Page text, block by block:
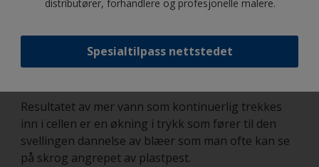
er utenfor cellen. Denne syklusen gjentas
kontinuerlig.
Resultatet av mer vann som kontinuerlig trekkes
inn i cellen er en økning i trykk som fører til den
svellingen dannelse av blæer som man ofte kan se
på skrog angrepet av plastpest.
distributører, forhandlere og profesjonelle malere.
Spesialtilpass nettstedet